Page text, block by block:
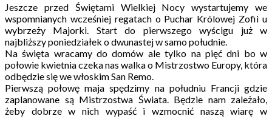
Jeszcze przed Świętami Wielkiej Nocy wystartujemy we
wspomnianych wcześniej regatach o Puchar Królowej Zofii u
wybrzeży Majorki. Start do pierwszego wyścigu już w
najbliższy poniedziałek o dwunastej w samo południe.
Na święta wracamy do domów ale tylko na pięć dni bo w
połowie kwietnia czeka nas walka o Mistrzostwo Europy, która
odbędzie się we włoskim San Remo.
Pierwszą połowę maja spędzimy na południu Francji gdzie
zaplanowane są Mistrzostwa Świata. Będzie nam zależało,
żeby dobrze w nich wypaść i wzmocnić naszą wiarę w